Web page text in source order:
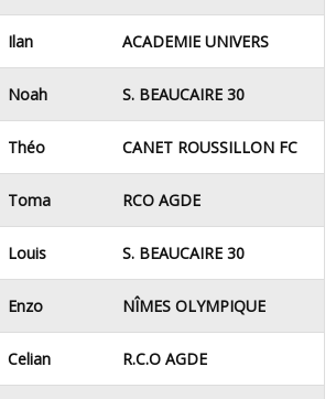
Ilan ACADEMIE UNIVERS
Noah S. BEAUCAIRE 30
Théo CANET ROUSSILLON FC
Toma RCO AGDE
Louis S. BEAUCAIRE 30
Enzo NÎMES OLYMPIQUE
Celian R.C.O AGDE